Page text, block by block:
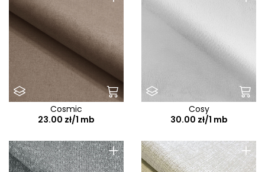
Cosmic
23.00 zł/1 mb
Cosy
30.00 zł/1 mb
+ +